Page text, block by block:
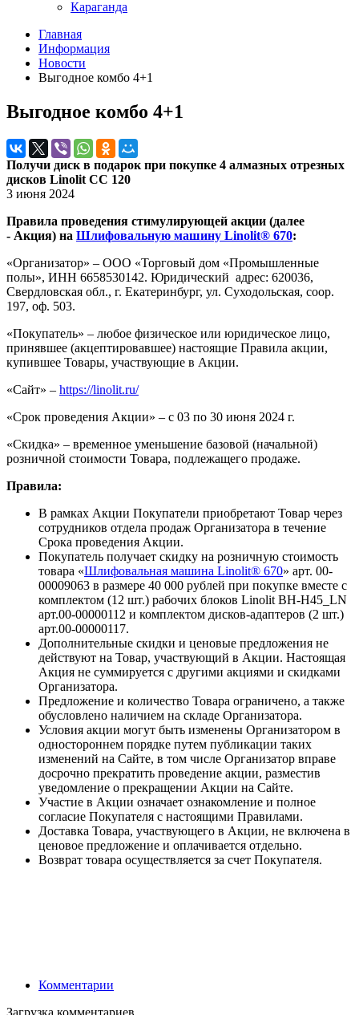
Караганда
Главная
Информация
Новости
Выгодное комбо 4+1
Выгодное комбо 4+1
Получи диск в подарок при покупке 4 алмазных отрезных
дисков Linolit CC 120
3 июня 2024
Правила проведения стимулирующей акции (далее
- Акция) на Шлифовальную машину Linolit® 670:
«Организатор» – ООО «Торговый дом «Промышленные
полы», ИНН 6658530142. Юридический адрес: 620036,
Свердловская обл., г. Екатеринбург, ул. Суходольская, соор.
197, оф. 503.
«Покупатель» – любое физическое или юридическое лицо,
принявшее (акцептировавшее) настоящие Правила акции,
купившее Товары, участвующие в Акции.
«Сайт» – https://linolit.ru/
«Срок проведения Акции» – с 03 по 30 июня 2024 г.
«Скидка» – временное уменьшение базовой (начальной)
розничной стоимости Товара, подлежащего продаже.
Правила:
В рамках Акции Покупатели приобретают Товар через
сотрудников отдела продаж Организатора в течение
Срока проведения Акции.
Покупатель получает скидку на розничную стоимость
товара «Шлифовальная машина Linolit® 670» арт. 00-
00009063 в размере 40 000 рублей при покупке вместе с
комплектом (12 шт.) рабочих блоков Linolit BH-H45_LN
арт.00-00000112 и комплектом дисков-адаптеров (2 шт.)
арт.00-00000117.
Дополнительные скидки и ценовые предложения не
действуют на Товар, участвующий в Акции. Настоящая
Акция не суммируется с другими акциями и скидками
Организатора.
Предложение и количество Товара ограничено, а также
обусловлено наличием на складе Организатора.
Условия акции могут быть изменены Организатором в
одностороннем порядке путем публикации таких
изменений на Сайте, в том числе Организатор вправе
досрочно прекратить проведение акции, разместив
уведомление о прекращении Акции на Сайте.
Участие в Акции означает ознакомление и полное
согласие Покупателя с настоящими Правилами.
Доставка Товара, участвующего в Акции, не включена в
ценовое предложение и оплачивается отдельно.
Возврат товара осуществляется за счет Покупателя.
Комментарии
Загрузка комментариев...